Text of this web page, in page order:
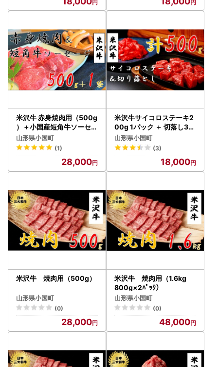
米沢牛 赤身焼肉用（500g
）＋小国産短角牛ソーセー
ジ・フランク（各1袋）
山形県小国町
(1)
28,000
米沢牛サイコロステーキ2
00g 1パック ＋ 切落し30
0g 1パック
山形県小国町
(3)
18,000
米沢牛 焼肉用（500g）
山形県小国町
(0)
28,000
米沢牛 焼肉用（1.6kg
800g×2ﾊﾟｯｸ）
山形県小国町
(0)
48,000